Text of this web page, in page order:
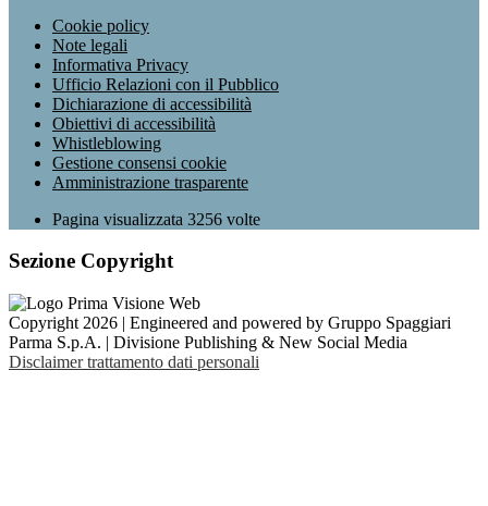
Cookie policy
Note legali
Informativa Privacy
Ufficio Relazioni con il Pubblico
Dichiarazione di accessibilità
Obiettivi di accessibilità
Whistleblowing
Gestione consensi cookie
Amministrazione trasparente
Pagina visualizzata 3256 volte
Sezione Copyright
Copyright 2026 | Engineered and powered by Gruppo Spaggiari
Parma S.p.A. | Divisione Publishing & New Social Media
Disclaimer trattamento dati personali